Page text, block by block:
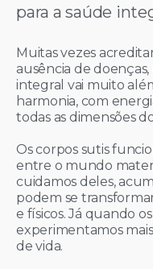
para a saúde
Muitas vezes
ausência de
integral vai muito
harmonia, com
todas as dimensões
Os corpos sutis
entre o mundo
cuidamos deles,
podem se
e físicos. Já quando
experimentamos
de vida.